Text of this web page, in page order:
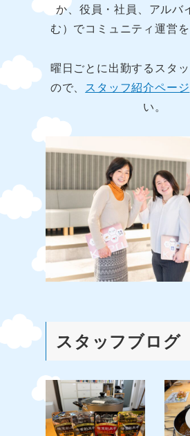
か、役員・社員、アルバ
む）でコミュニティ運営を
曜日ごとに出勤するスタ
ので、 スタッフ紹介ページ
い。
スタッフブログ